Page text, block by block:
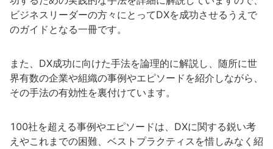
ビジネスリーダーの方々にとってDXを成功させるうえで
のガイドとなる一冊です。
また、DX成功に向けた手法を論理的に解説し、随所に世
界有数の企業や組織の事例やエピソードを紹介しながら、
その手法の有効性を裏付けています。
100社を超える事例やエピソードは、DXに関する鋭い考
えやこれまでの困難、ベストプラクティスを惜しみなく紹